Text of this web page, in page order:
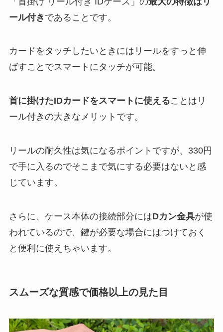
ール付き であることです。
カードをタッチしたいときにはリールをすっと伸
ばすことでスマートにタッチが可能。
首に掛けたIDカードをスマートに使えることはリ
ール付きの大きなメリットです。
リールの耐久性は気になるポイントですが、330円
で手に入るのでそこまで気にする必要はないと感
じています。
さらに、ケース本体の接続部分にはDカン金具が使
われているので、鍵が必要な場合にはつけておく
と便利に使えちゃいます。
スムーズな質感で価格以上の見た目